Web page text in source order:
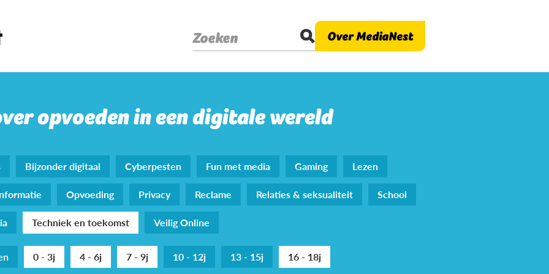
Zoeken Over MediaNest
opvoeden in een digitale wereld
Bijzonder digitaal Cyberpesten Fun met media Gaming
Lezen
Opvoeding Privacy Reclame Relaties & seksualiteit
School
Techniek en toekomst Veilig Online
0 - 3j 4 - 6j 7 - 9j 10 - 12j 13 - 15j 16 - 18j